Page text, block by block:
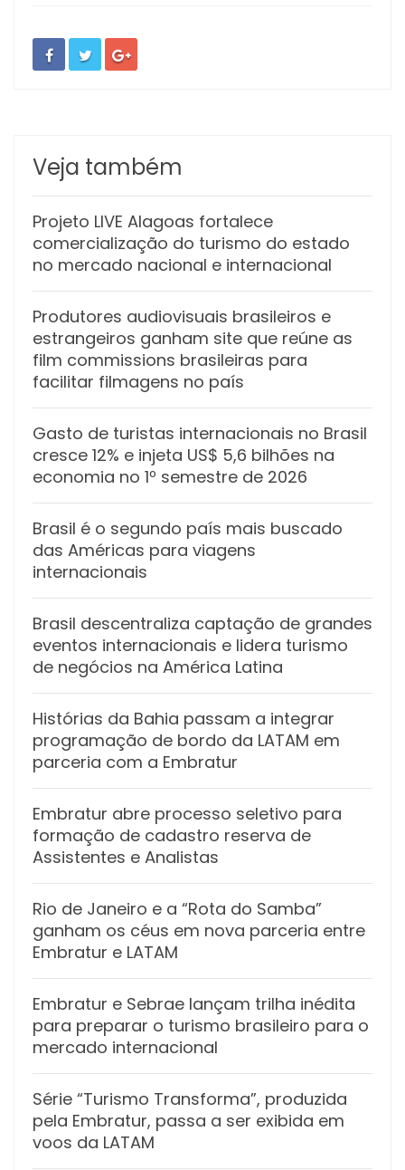
Veja também
Projeto LIVE Alagoas fortalece
comercialização do turismo do estado
no mercado nacional e internacional
Produtores audiovisuais brasileiros e
estrangeiros ganham site que reúne as
film commissions brasileiras para
facilitar filmagens no país
Gasto de turistas internacionais no Brasil
cresce 12% e injeta US$ 5,6 bilhões na
economia no 1º semestre de 2026
Brasil é o segundo país mais buscado
das Américas para viagens
internacionais
Brasil descentraliza captação de grandes
eventos internacionais e lidera turismo
de negócios na América Latina
Histórias da Bahia passam a integrar
programação de bordo da LATAM em
parceria com a Embratur
Embratur abre processo seletivo para
formação de cadastro reserva de
Assistentes e Analistas
Rio de Janeiro e a “Rota do Samba”
ganham os céus em nova parceria entre
Embratur e LATAM
Embratur e Sebrae lançam trilha inédita
para preparar o turismo brasileiro para o
mercado internacional
Série “Turismo Transforma”, produzida
pela Embratur, passa a ser exibida em
voos da LATAM